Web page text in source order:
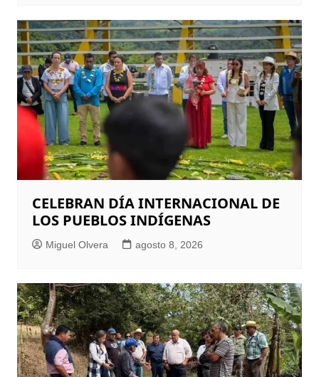
CELEBRAN DÍA INTERNACIONAL DE
LOS PUEBLOS INDÍGENAS
Miguel Olvera agosto 8, 2026